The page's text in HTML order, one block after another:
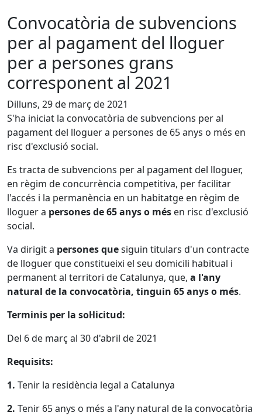
Convocatòria de subvencions
per al pagament del lloguer
per a persones grans
corresponent al 2021
Dilluns, 29 de març de 2021
S'ha iniciat la convocatòria de subvencions per al
pagament del lloguer a persones de 65 anys o més en
risc d'exclusió social.
Es tracta de subvencions per al pagament del lloguer,
en règim de concurrència competitiva, per facilitar
l'accés i la permanència en un habitatge en règim de
lloguer a persones de 65 anys o més en risc d'exclusió
social.
Va dirigit a persones quesiguin titulars d'un contracte
de lloguer que constitueixi el seu domicili habitual i
permanent al territori de Catalunya, que, a l'any
natural de la convocatòria, tinguin 65 anys o més.
Terminis per la sol·licitud:
Del 6 de març al 30 d'abril de 2021
Requisits:
1. Tenir la residència legal a Catalunya
2. Tenir 65 anys o més a l'any natural de la convocatòria